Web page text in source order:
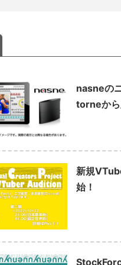
nasneの
torneか
新規
始！